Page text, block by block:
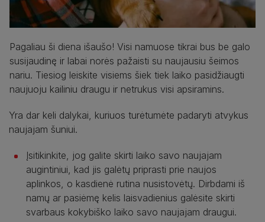
Pagaliau ši diena išaušo! Visi namuose tikrai bus be galo
susijaudinę ir labai norės pažaisti su naujausiu šeimos
nariu. Tiesiog leiskite visiems šiek tiek laiko pasidžiaugti
naujuoju kailiniu draugu ir netrukus visi apsiramins.
Yra dar keli dalykai, kuriuos turėtumėte padaryti atvykus
naujajam šuniui.
Įsitikinkite, jog galite skirti laiko savo naujajam
augintiniui, kad jis galėtų priprasti prie naujos
aplinkos, o kasdienė rutina nusistovėtų. Dirbdami iš
namų ar pasiėmę kelis laisvadienius galėsite skirti
svarbaus kokybiško laiko savo naujajam draugui.